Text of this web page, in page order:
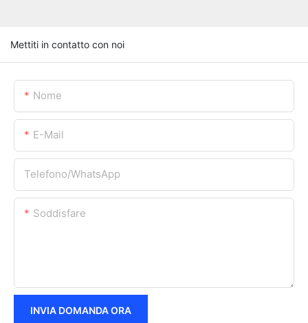
Mettiti in contatto con noi
Nome
E-Mail
Telefono/WhatsApp
Soddisfare
INVIA DOMANDA ORA